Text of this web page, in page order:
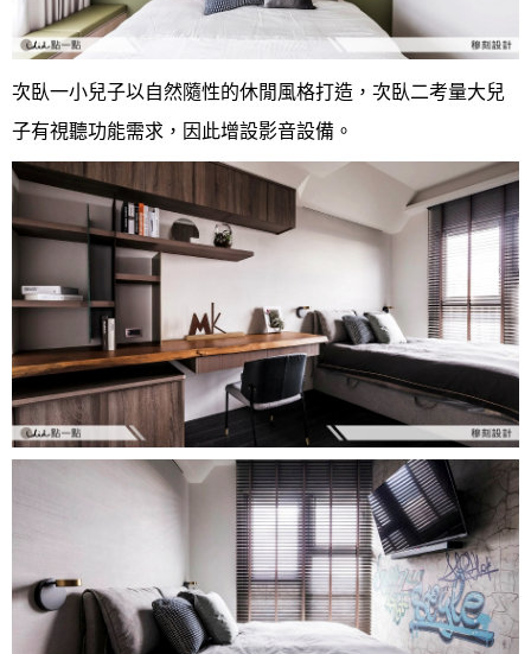
次臥一小兒子以自然隨性的休閒風格打造，次臥二考量大兒
子有視聽功能需求，因此增設影音設備。